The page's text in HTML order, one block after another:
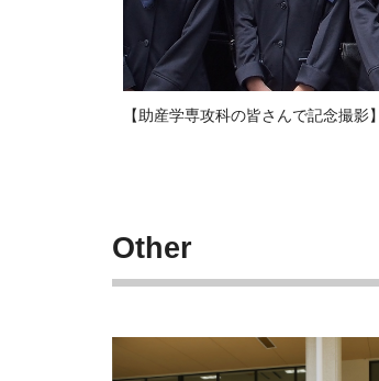
【助産学専攻科の皆さんで記念撮影】
Other